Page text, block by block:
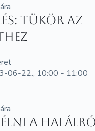
tükör az
06-22., 10:00 - 11:00
a